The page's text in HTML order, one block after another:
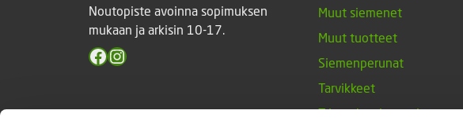
Noutopiste avoinna sopimuksen
mukaan ja arkisin 10-17.
Facebook
Instagram
Muut siemenet
Muut tuotteet
Siemenperunat
Tarvikkeet
Triumph-tulppaanit